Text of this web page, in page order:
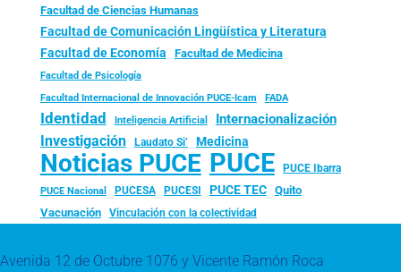
Facultad de Ciencias Humanas
Facultad de Comunicación Lingüística y Literatura
Facultad de Economía Facultad de Medicina
Facultad de Psicología
Facultad Internacional de Innovación PUCE-Icam FADA
Identidad Inteligencia Artificial Internacionalización
Investigación Laudato Si’ Medicina
Noticias PUCE PUCE PUCE Ibarra
PUCE Nacional PUCESA PUCESI PUCE TEC
Quito
Vacunación
Vinculación con la colectividad
Avenida 12 de Octubre 1076 y Vicente Ramón Roca